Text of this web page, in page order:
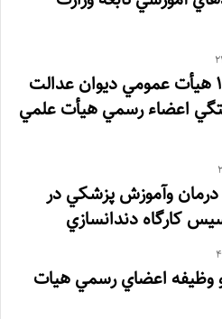
رأي شماره 161، 162 و 163 هيأت عمومي ديوان عدالت
اعضاء رسمي هيأت علمي
وآموزش پزشكي در
كارگاه دندانسازي
اعضاي رسمي هيات